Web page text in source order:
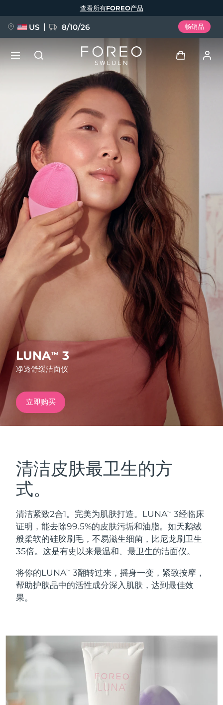
LUNATM 3
净透舒缓洁面仪
立即购买
清洁皮肤最卫生的方
式。
清洁紧致2合1。完美为肌肤打造。LUNATM
3经临床
证明，能去除99.5%的皮肤污垢和油脂。如天鹅绒
般柔软的硅胶刷毛，不易滋生细菌，比尼龙刷卫生
35倍。这是有史以来最温和、最卫生的洁面仪。
将你的LUNATM
3翻转过来，摇身一变，紧致按摩，
帮助护肤品中的活性成分深入肌肤，达到最佳效
果。
查看所有FOREO产品
US 8/10/26 畅销品
我的地址
我的订阅
FAQ™ Pure Beauty-Tech Elixir
BREAKING NEWS
issa™ Teeth Whitening Set
FAQ™ Dual LED Panel
热门产品
特别优惠 畅销产品
红光疗法
LUNA™ 4 套装
Anti-aging massage
LUNA™ 4 Plus
Massage, LED heating
For men, anti-aging massage
LUNA™ 4 mini
For young skin, T-zone
BEAR™ 2 套装
Microcurrent toning
BEAR™ 2 go
Microcurrent toning on-the-go
Microcurrent line smoothing device
面部提拉护理
Premium anti-aging skincare
UFO™ 3 套装
Near-infrared and red light therapy
device
UFO™ 3 mini
Red light therapy device for young skin
issa™ 4
issa™ 4 plus
Smart hybrid silicone sonic toothbrush
issa™ 4 smile
Hybrid silicone sonic toothbrush
FAQ™ 抗老护理
抗老
FAQ™ 101
Clinical anti-aging
LED治疗
FAQ™ 201
LED mask
NEW
English Deutsch
Español
Français
Italiano
Português
Polski
Svenska
Русский
Türkçe
简体中文 繁體中文
发货国家
预计送达日期8/10/26
英国 预计送达日期8/9/26
西班牙 预计送达日期8/9/26
澳大利亚 预计送达日期 8/12/26
法国 预计送达日期
德国 预计送达日期
加拿大 预计送达日期
奥地利 预计送达日期
巴林
比利时 预计送达日期8/9/26
百慕大 预计送达日期8/15/26
波斯尼亚和黑塞哥维那 预计送达日期8/12/26
文莱 预计送达日期8/14/26
保加利亚
智利 预计送达日期
中国
哥伦比亚 预计送达日期